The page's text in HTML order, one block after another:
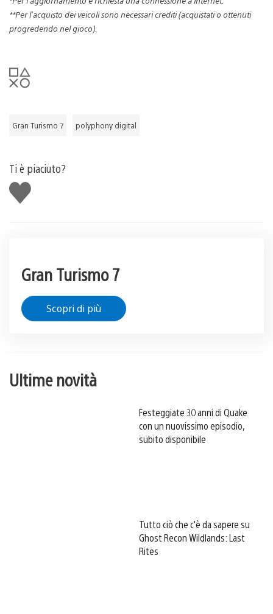
**Per l’acquisto dei veicoli sono necessari crediti (acquistati o ottenuti
progredendo nel gioco).
Gran Turismo 7 polyphony digital
Ti è piaciuto?
Mi
piace
Gran Turismo 7
Scopri di più
Ultime novità
Festeggiate 30 anni di Quake
con un nuovissimo episodio,
subito disponibile
Tutto ciò che c’è da sapere su
Ghost Recon Wildlands: Last
Rites